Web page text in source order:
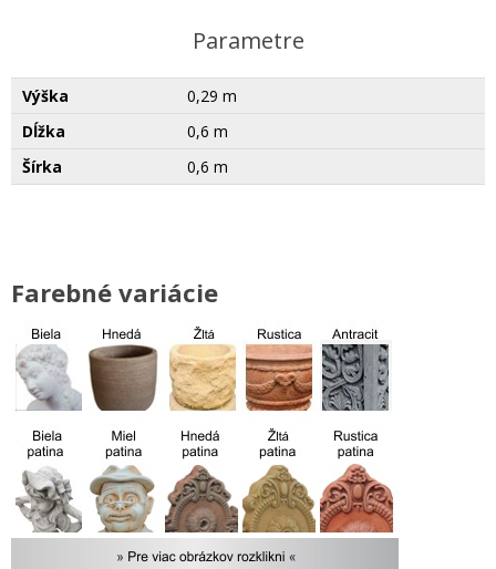
Parametre
Výška
0,29 m
Dĺžka
0,6 m
Šírka
0,6 m
Farebné variácie